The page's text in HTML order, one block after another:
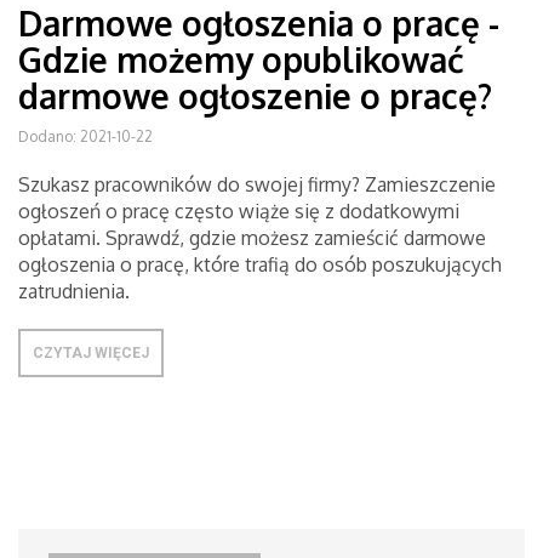
Darmowe ogłoszenia o pracę -
Gdzie możemy opublikować
darmowe ogłoszenie o pracę?
Dodano: 2021-10-22
Szukasz pracowników do swojej firmy? Zamieszczenie
ogłoszeń o pracę często wiąże się z dodatkowymi
opłatami. Sprawdź, gdzie możesz zamieścić darmowe
ogłoszenia o pracę, które trafią do osób poszukujących
zatrudnienia.
CZYTAJ WIĘCEJ